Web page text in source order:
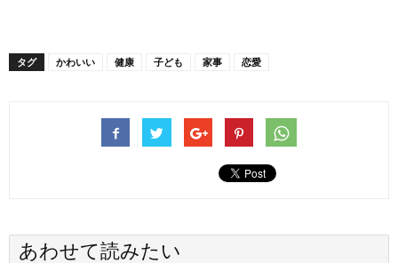
タグ かわいい 健康 子ども 家事 恋愛
あわせて読みたい